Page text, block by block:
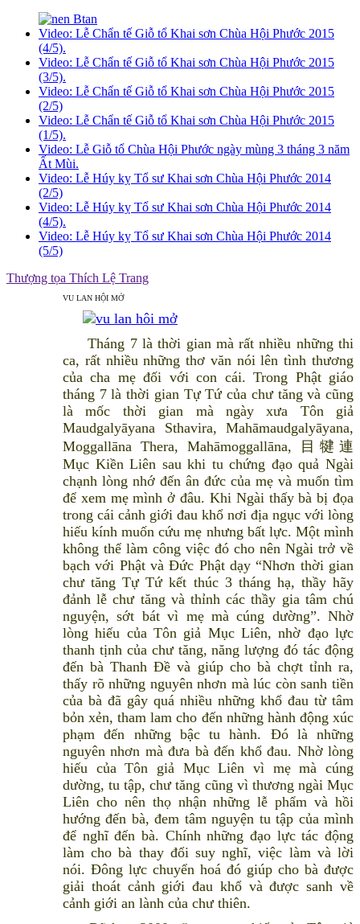
Video: Lễ Chẩn tế Giỗ tổ Khai sơn Chùa Hội Phước 2015
(4/5).
Video: Lễ Chẩn tế Giỗ tổ Khai sơn Chùa Hội Phước 2015
(3/5).
Video: Lễ Chẩn tế Giỗ tổ Khai sơn Chùa Hội Phước 2015
(2/5)
Video: Lễ Chẩn tế Giỗ tổ Khai sơn Chùa Hội Phước 2015
(1/5).
Video: Lễ Giỗ tổ Chùa Hội Phước ngày mùng 3 tháng 3 năm
Ất Mùi.
Video: Lễ Húy kỵ Tổ sư Khai sơn Chùa Hội Phước 2014
(2/5)
Video: Lễ Húy kỵ Tổ sư Khai sơn Chùa Hội Phước 2014
(4/5).
Video: Lễ Húy kỵ Tổ sư Khai sơn Chùa Hội Phước 2014
(5/5)
Thượng tọa Thích Lệ Trang
VU LAN HỘI MỞ
Tháng 7 là thời gian mà rất nhiều những thi
ca, rất nhiều những thơ văn nói lên tình thương
của cha mẹ đối với con cái. Trong Phật giáo
tháng 7 là thời gian Tự Tứ của chư tăng và cũng
là mốc thời gian mà ngày xưa Tôn giả
Maudgalyāyana Sthavira, Mahāmaudgalyāyana,
Moggallāna Thera, Mahāmoggallāna, 目犍連
Mục Kiền Liên sau khi tu chứng đạo quả Ngài
chạnh lòng nhớ đến ân đức của mẹ và muốn tìm
để xem mẹ mình ở đâu. Khi Ngài thấy bà bị đọa
trong cái cảnh giới đau khổ nơi địa ngục với lòng
hiếu kính muốn cứu mẹ nhưng bất lực. Một mình
không thể làm công việc đó cho nên Ngài trở về
bạch với Phật và Đức Phật dạy “Nhơn thời gian
chư tăng Tự Tứ kết thúc 3 tháng hạ, thầy hãy
đảnh lễ chư tăng và thỉnh các thầy gia tâm chú
nguyện, sớt bát vì mẹ mà cúng dường”. Nhờ
lòng hiếu của Tôn giả Mục Liên, nhờ đạo lực
thanh tịnh của chư tăng, năng lượng đó tác động
đến bà Thanh Đề và giúp cho bà chợt tỉnh ra,
thấy rõ những nguyên nhơn mà lúc còn sanh tiền
của bà đã gây quá nhiều những khổ đau từ tâm
bỏn xẻn, tham lam cho đến những hành động xúc
phạm đến những bậc tu hành. Đó là những
nguyên nhơn mà đưa bà đến khổ đau. Nhờ lòng
hiếu của Tôn giả Mục Liên vì mẹ mà cúng
dường, tu tập, chư tăng cũng vì thương ngài Mục
Liên cho nên thọ nhận những lễ phẩm và hồi
hướng đến bà, đem tâm nguyện tu tập của mình
để nghĩ đến bà. Chính những đạo lực tác động
làm cho bà thay đổi suy nghĩ, việc làm và lời
nói. Đông lực chuyển hoá đó giúp cho bà được
giải thoát cảnh giới đau khổ và được sanh về
cảnh giới an lành của chư thiên.